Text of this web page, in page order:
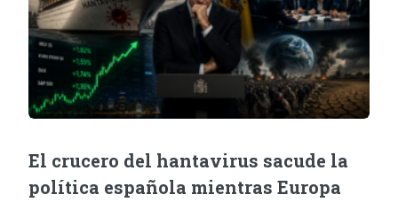
El crucero del hantavirus sacude la
política española mientras Europa